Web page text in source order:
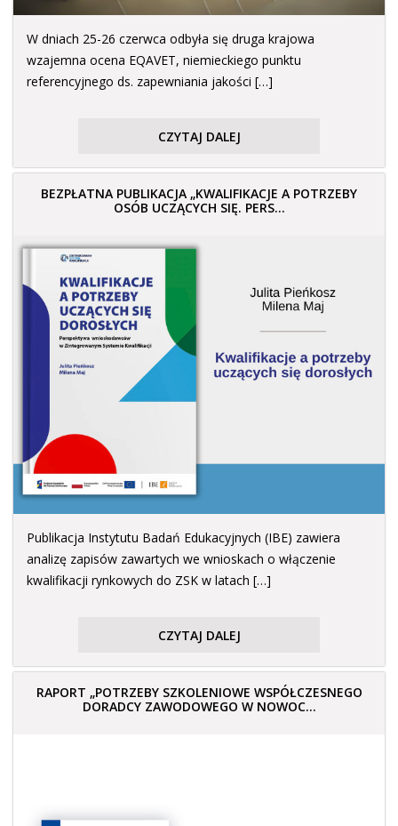
W dniach 25-26 czerwca odbyła się druga krajowa
wzajemna ocena EQAVET, niemieckiego punktu
referencyjnego ds. zapewniania jakości […]
CZYTAJ DALEJ
BEZPŁATNA PUBLIKACJA „KWALIFIKACJE A POTRZEBY
OSÓB UCZĄCYCH SIĘ. PERS...
Publikacja Instytutu Badań Edukacyjnych (IBE) zawiera
analizę zapisów zawartych we wnioskach o włączenie
kwalifikacji rynkowych do ZSK w latach […]
CZYTAJ DALEJ
RAPORT „POTRZEBY SZKOLENIOWE WSPÓŁCZESNEGO
DORADCY ZAWODOWEGO W NOWOC...